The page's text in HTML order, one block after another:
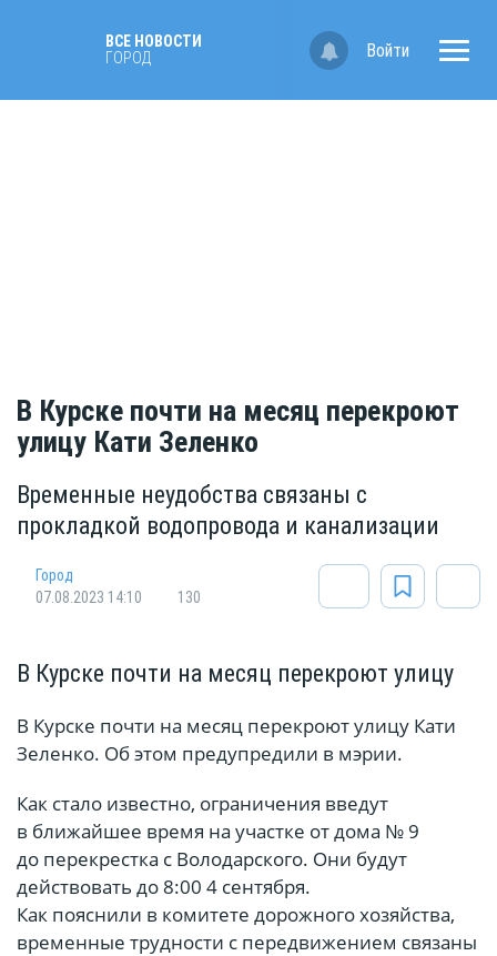
ВСЕ НОВОСТИ
ГОРОД
Войти
В Курске почти на месяц перекроют
улицу Кати Зеленко
Временные неудобства связаны с
прокладкой водопровода и канализации
Город
07.08.2023 14:10
130
В Курске почти на месяц перекроют улицу
В Курске почти на месяц перекроют улицу Кати
Зеленко. Об этом предупредили в мэрии.
Как стало известно, ограничения введут
в ближайшее время на участке от дома № 9
до перекрестка с Володарского. Они будут
действовать до 8:00 4 сентября.
Как пояснили в комитете дорожного хозяйства,
временные трудности с передвижением связаны